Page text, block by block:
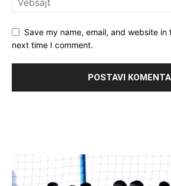
Save my name, email, and website
next time I comment.